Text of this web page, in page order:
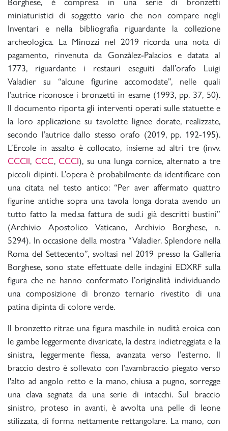
miniaturistici di soggetto vario che non compare negli
Inventari e nella bibliografia riguardante la collezione
archeologica. La Minozzi nel 2019 ricorda una nota di
pagamento, rinvenuta da Gonzàlez-Palacios e datata al
1773, riguardante i restauri eseguiti dall’orafo Luigi
Valadier su “alcune figurine accomodate”, nelle quali
l’autrice riconosce i bronzetti in esame (1993, pp. 37, 50).
Il documento riporta gli interventi operati sulle statuette e
la loro applicazione su tavolette lignee dorate, realizzate,
secondo l’autrice dallo stesso orafo (2019, pp. 192-195).
L’Ercole in assalto è collocato, insieme ad altri tre (invv.
CCCII, CCC,CCCI), su una lunga cornice, alternato a tre
piccoli dipinti. L’opera è probabilmente da identificare con
una citata nel testo antico: “Per aver affermato quattro
figurine antiche sopra una tavola longa dorata avendo un
tutto fatto la med.sa fattura de sud.i già descritti bustini”
(Archivio Apostolico Vaticano, Archivio Borghese, n.
5294). In occasione della mostra “Valadier. Splendore nella
Roma del Settecento”, svoltasi nel 2019 presso la Galleria
Borghese, sono state effettuate delle indagini EDXRF sulla
figura che ne hanno confermato l’originalità individuando
una composizione di bronzo ternario rivestito di una
patina dipinta di colore verde.
Il bronzetto ritrae una figura maschile in nudità eroica con
le gambe leggermente divaricate, la destra indietreggiata e la
sinistra, leggermente flessa, avanzata verso l’esterno. Il
braccio destro è sollevato con l’avambraccio piegato verso
l'alto ad angolo retto e la mano, chiusa a pugno, sorregge
una clava segnata da una serie di intacchi. Sul braccio
sinistro, proteso in avanti, è avvolta una pelle di leone
stilizzata, di forma nettamente rettangolare. La mano, con